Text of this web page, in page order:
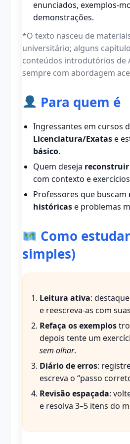
enunciados, exemplos-
demonstrações.
*O texto nasceu de
universitário; alguns
conteúdos introdutórios de
sempre com abordagem
Para quem é
Ingressantes em cursos
Licenciatura/Exatase
básico.
Quem deseja
com contexto e
Professores que buscam
históricase problemas
Como
simples)
Leitura ativa:
e reescreva-as com
Refaça os exemplos
depois tente um
sem olhar.
Diário de erros:
escreva o “passo
Revisão espaçada:
e resolva 3–5 itens do